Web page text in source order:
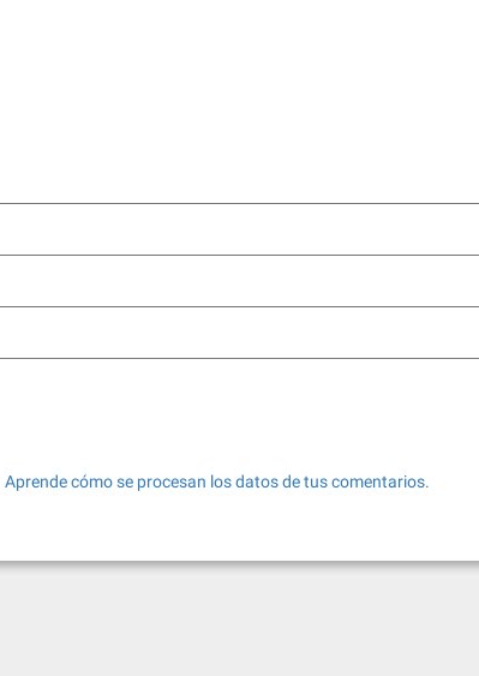
Aprende cómo se procesan los datos de tus comentarios.